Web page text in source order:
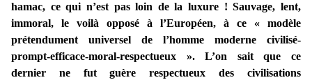
hamac, ce qui n’est pas loin de la luxure ! Sauvage, lent,
immoral, le voilà opposé à l’Européen, à ce « modèle
prétendument universel de l’homme moderne civilisé-
prompt-efficace-moral-respectueux ». L’on sait que ce
dernier ne fut guère respectueux des civilisations